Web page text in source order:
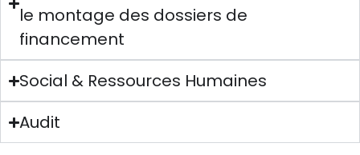
le montage des dossiers de
financement
Social & Ressources Humaines
Audit